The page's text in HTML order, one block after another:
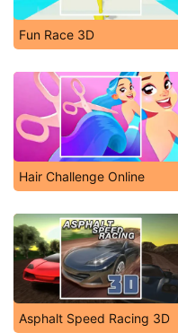
Fun Race 3D
Hair Challenge Online
Asphalt Speed Racing 3D